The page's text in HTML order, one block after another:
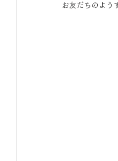
お友だちのよう